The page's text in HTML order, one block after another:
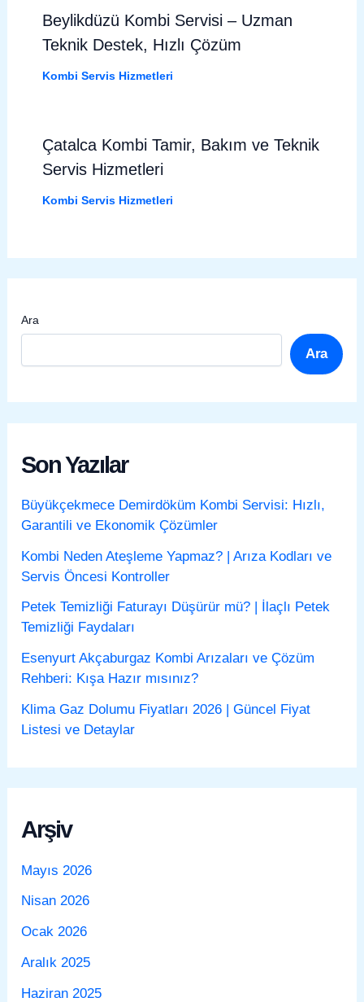
Beylikdüzü Kombi Servisi – Uzman
Teknik Destek, Hızlı Çözüm
Kombi Servis Hizmetleri
Çatalca Kombi Tamir, Bakım ve Teknik
Servis Hizmetleri
Kombi Servis Hizmetleri
Ara
Ara
Son Yazılar
Büyükçekmece Demirdöküm Kombi Servisi: Hızlı,
Garantili ve Ekonomik Çözümler
Kombi Neden Ateşleme Yapmaz? | Arıza Kodları ve
Servis Öncesi Kontroller
Petek Temizliği Faturayı Düşürür mü? | İlaçlı Petek
Temizliği Faydaları
Esenyurt Akçaburgaz Kombi Arızaları ve Çözüm
Rehberi: Kışa Hazır mısınız?
Klima Gaz Dolumu Fiyatları 2026 | Güncel Fiyat
Listesi ve Detaylar
Arşiv
Mayıs 2026
Nisan 2026
Ocak 2026
Aralık 2025
Haziran 2025